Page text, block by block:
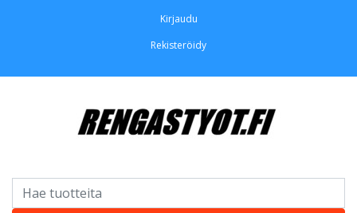
Kirjaudu
Rekisteröidy